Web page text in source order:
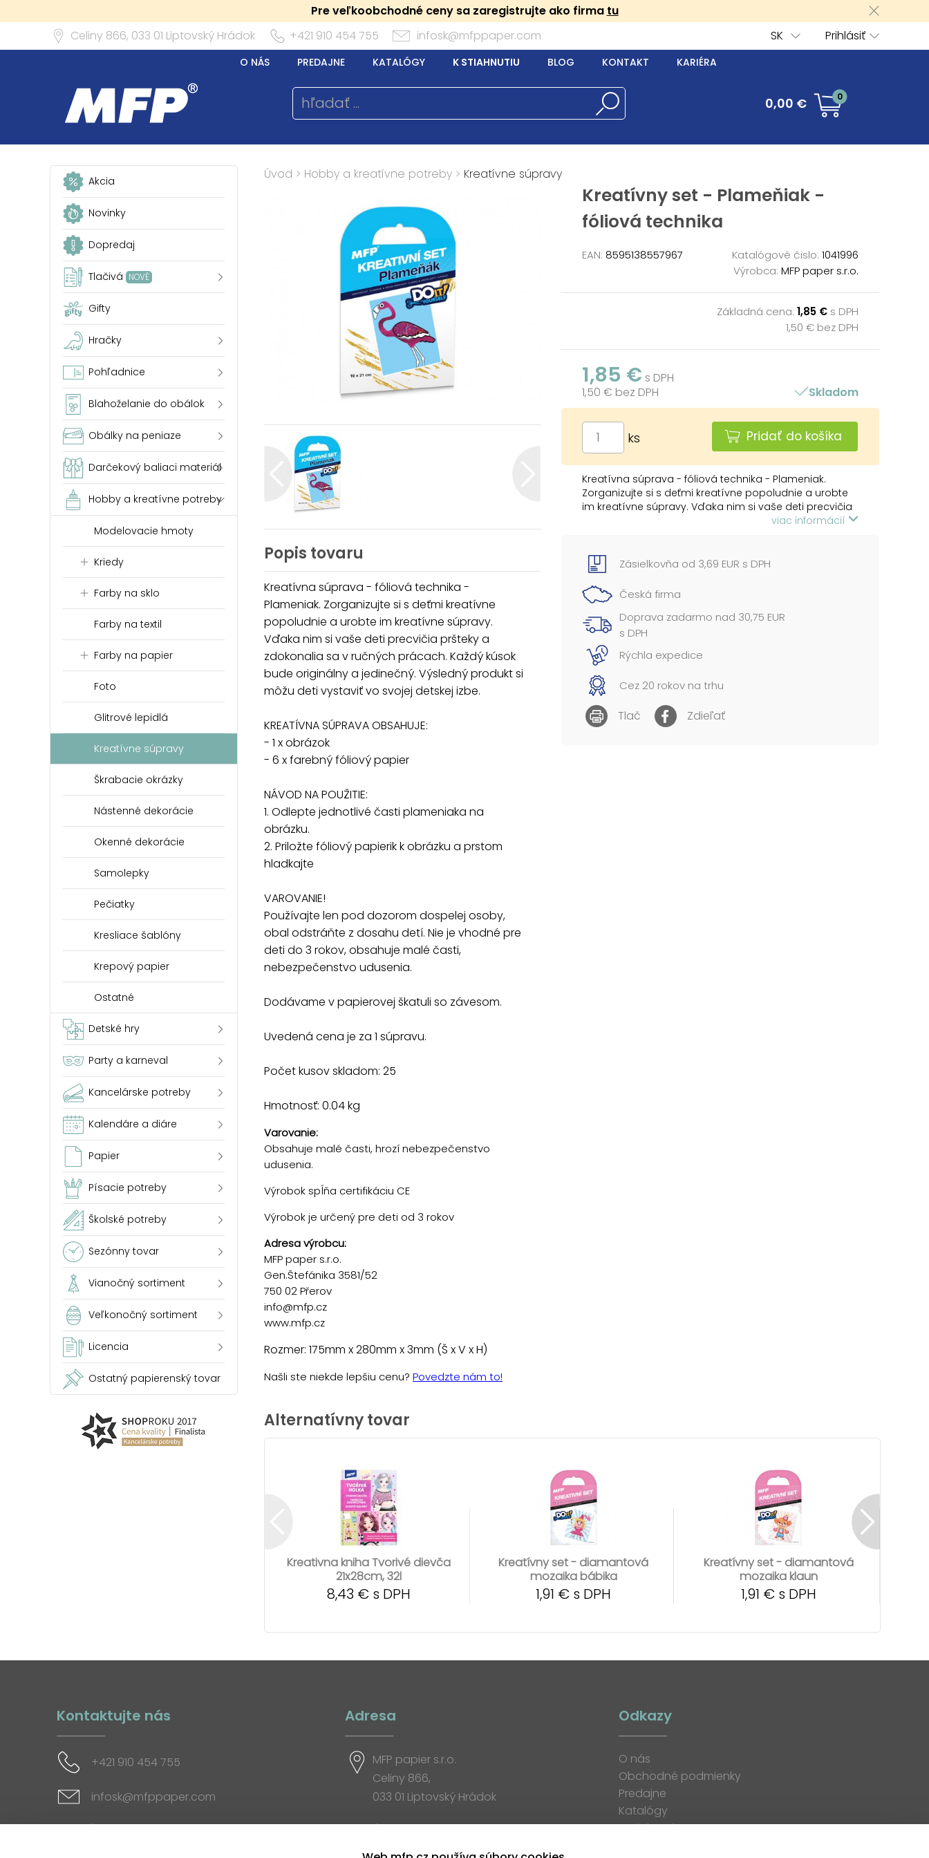
Pre veľkoobchodné ceny sa zaregistrujte ako firma tu
Celiny 866, 033 01 Liptovský Hrádok +421 910 454 755 infosk@mfppaper.com Prihlásiť
SK
O NÁS PREDAJNE KATALÓGY K STIAHNUTIU BLOG KONTAKT KARIÉRA
0,00 € 0
Akcia
Novinky
Dopredaj
Tlačivá NOVÉ
Gifty
Hračky
Pohľadnice
Blahoželanie do obálok
Obálky na peniaze
Darčekový baliaci materiál
Hobby a kreatívne potreby
Modelovacie hmoty
Kriedy
Farby na sklo
Farby na textil
Farby na papier
Foto
Glitrové lepidlá
Kreatívne súpravy
Škrabacie okrázky
Nástenné dekorácie
Okenné dekorácie
Samolepky
Pečiatky
Kresliace šablóny
Krepový papier
Ostatné
Detské hry
Party a karneval
Kancelárske potreby
Kalendáre a diáre
Papier
Písacie potreby
Školské potreby
Sezónny tovar
Vianočný sortiment
Veľkonočný sortiment
Licencia
Ostatný papierenský tovar
Úvod > Hobby a kreatívne potreby > Kreatívne súpravy
Kreatívny set - Plameňiak -
fóliová technika
EAN: 8595138557967 Katalógové čislo: 1041996
Výrobca: MFP paper s.r.o.
Základná cena: 1,85 € s DPH
1,50 € bez DPH
1,85 € s DPH
1,50 € bez DPH
Skladom
ks Pridať do košíka
Kreatívna súprava - fóliová technika - Plameniak.
Zorganizujte si s deťmi kreatívne popoludnie a urobte
im kreatívne súpravy. Vďaka nim si vaše deti precvičia
pršteky a zdokonalia sa v ručných prácach. Každý
KREATÍVNA SÚPRAVA OBSAHUJE:
- 1 x obrázok
- 6 x farebný fóliový papier
NÁVOD NA POUŽITIE:
1. Odlepte jednotlivé časti plameniaka na obrázku.
2. Priložte fóliový papierik k obrázku a prstom hladkajte
VAROVANIE!
Používajte len pod dozorom dospelej osoby, obal
odstráňte z dosahu detí. Nie je vhodné pre deti do 3
rokov, obsahuje malé časti, nebezpečenstvo udusenia.
viac informácií
Popis tovaru
Kreatívna súprava - fóliová technika -
Plameniak. Zorganizujte si s deťmi kreatívne
popoludnie a urobte im kreatívne súpravy.
Vďaka nim si vaše deti precvičia pršteky a
zdokonalia sa v ručných prácach. Každý kúsok
bude originálny a jedinečný. Výsledný produkt si
môžu deti vystaviť vo svojej detskej izbe.
KREATÍVNA SÚPRAVA OBSAHUJE:
- 1 x obrázok
- 6 x farebný fóliový papier
NÁVOD NA POUŽITIE:
1. Odlepte jednotlivé časti plameniaka na
obrázku.
2. Priložte fóliový papierik k obrázku a prstom
hladkajte
VAROVANIE!
Používajte len pod dozorom dospelej osoby,
obal odstráňte z dosahu detí. Nie je vhodné pre
deti do 3 rokov, obsahuje malé časti,
nebezpečenstvo udusenia.
Dodávame v papierovej škatuli so závesom.
Uvedená cena je za 1 súpravu.
Počet kusov skladom: 25
Hmotnosť: 0.04 kg
Varovanie:
Obsahuje malé časti, hrozí nebezpečenstvo
udusenia.
Výrobok spĺňa certifikáciu CE
Výrobok je určený pre deti od 3 rokov
Adresa výrobcu:
MFP paper s.r.o.
Gen.Štefánika 3581/52
750 02 Přerov
info@mfp.cz
www.mfp.cz
Rozmer: 175mm x 280mm x 3mm (Š x V x H)
Našli ste niekde lepšiu cenu? Povedzte nám to!
Zásielkovňa od 3,69 EUR s DPH
Česká firma
Doprava zadarmo nad 30,75 EUR
s DPH
Rýchla expedice
Cez 20 rokov na trhu
Tlač Zdieľať
Alternatívny tovar
Kreativna kniha Tvorivé dievča
21x28cm, 32l
8,43 € s DPH
Kreatívny set - diamantová
mozaika bábika
1,91 € s DPH
Kreatívny set - diamantová
mozaika klaun
1,91 € s DPH
Kontaktujte nás
+421 910 454 755
infosk@mfppaper.com
Sociálne siete
Adresa
MFP papier s.r.o.
Celiny 866,
033 01 Liptovský Hrádok
Otváracia doba
Odkazy
O nás
Obchodné podmienky
Predajne
Katalógy
K stiahnutiu